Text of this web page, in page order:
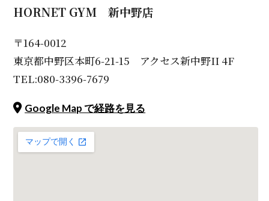
HORNET GYM 新中野店
〒164-0012
東京都中野区本町6-21-15 アクセス新中野II 4F
TEL:080-3396-7679
Google Map で経路を見る